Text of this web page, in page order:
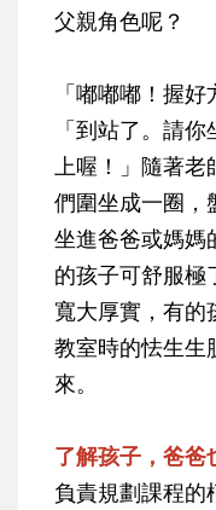
父親角色呢？
「嘟嘟嘟！握
「到站了。請
上喔！」隨著
們圍坐成一圈，
坐進爸爸或媽媽
的孩子可舒服極
寬大厚實，有的
教室時的怯生生
來。
了解孩子，爸爸
負責規劃課程的